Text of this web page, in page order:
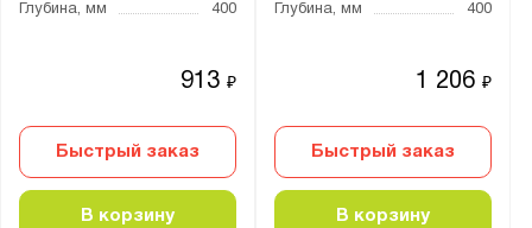
Глубина, мм
400
913₽
Быстрый заказ
В корзину
Глубина, мм
400
1 206₽
Быстрый заказ
В корзину